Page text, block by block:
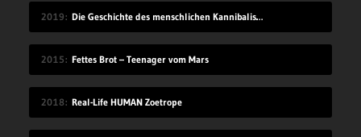
2019 Die Geschichte des menschlichen Kannibalismus
2015 Fettes Brot – Teenager vom Mars
2018 Real-Life HUMAN Zoetrope